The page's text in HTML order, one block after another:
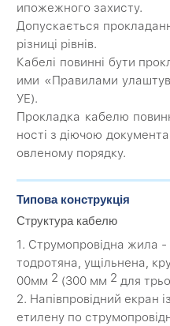
ипожежного захисту.
Допускається
різниці рівнів.
Кабелі повинні бути
ими «Правилами
УЕ).
Прокладка кабелю
ності з діючою
овленому порядку.
Типова конструкція
Структура кабелю
1. Струмопровідна жила -
тодротяна, ущільнена,
00мм 2 (300 мм 2 для
2. Напівпровідний екран
етилену по